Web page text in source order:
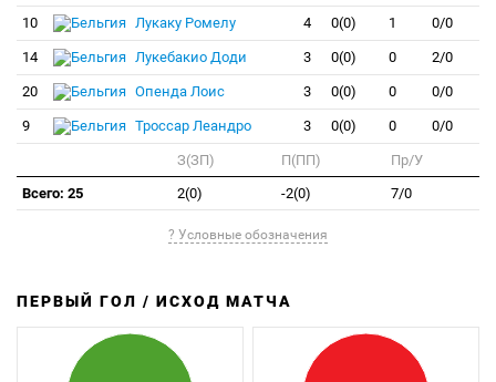
10 Лукаку Ромелу 4 0(0) 1 0/0
14 Лукебакио Доди 3 0(0) 0 2/0
20 Опенда Лоис 3 0(0) 0 0/0
9 Троссар Леандро 3 0(0) 0 0/0
З(ЗП) П(ПП)
Пр/У
Всего: 25
2(0) -2(0) 7/0
? Условные обозначения
ПЕРВЫЙ ГОЛ / ИСХОД МАТЧА